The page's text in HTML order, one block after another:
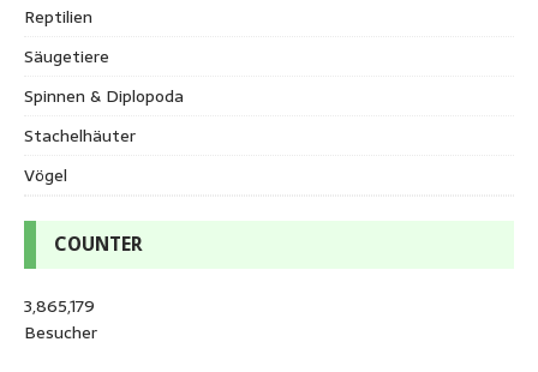
Reptilien
Säugetiere
Spinnen & Diplopoda
Stachelhäuter
Vögel
COUNTER
3,865,179
Besucher